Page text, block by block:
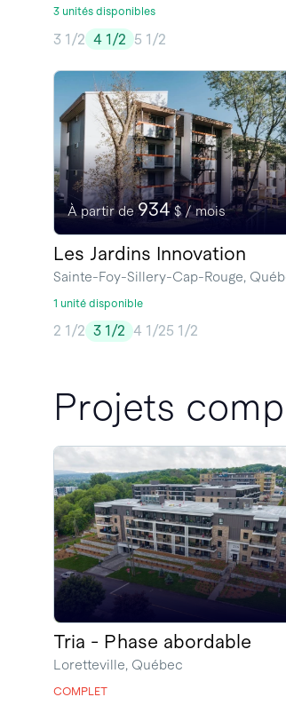
3 unités disponibles
3 1/2 4 1/2 5 1/2
À partir de934$ / mois
Les Jardins Innovation
Sainte-Foy-Sillery-Cap-Rouge,
1 unité disponible
2 1/2 3 1/2 4 1/25 1/2
Projets
Tria - Phase abordable
Loretteville, Québec
COMPLET